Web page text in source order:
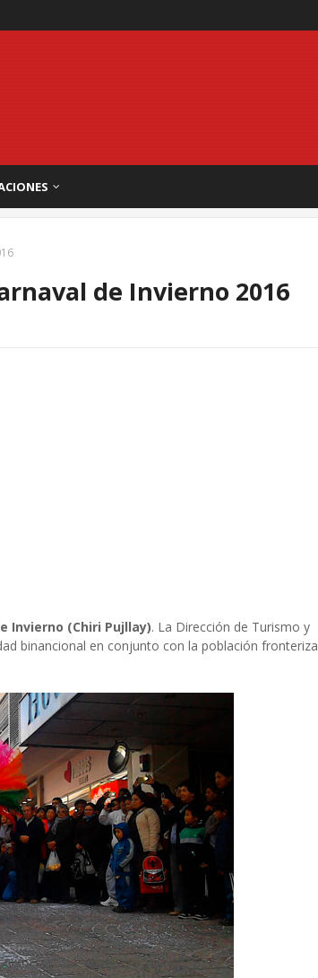
de Invierno 2016
Invierno (Chiri Pujllay). La Dirección de Turismo y
binancional en conjunto con la población fronteriza